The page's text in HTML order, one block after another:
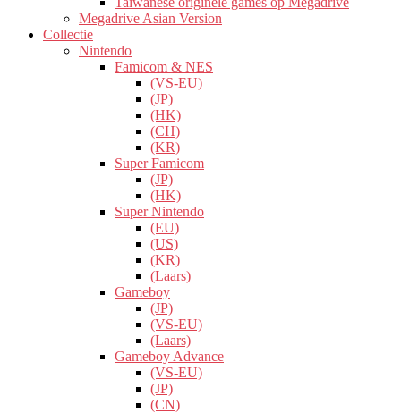
Megadrive Asian Version
Collectie
Nintendo
Famicom & NES
(VS-EU)
(JP)
(HK)
(CH)
(KR)
Super Famicom
(JP)
(HK)
Super Nintendo
(EU)
(US)
(KR)
(Laars)
Gameboy
(JP)
(VS-EU)
(Laars)
Gameboy Advance
(VS-EU)
(JP)
(CN)